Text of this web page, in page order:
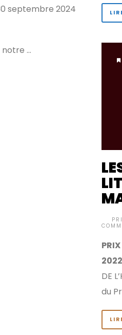
septembre 2024
notre …
2022
DE
du